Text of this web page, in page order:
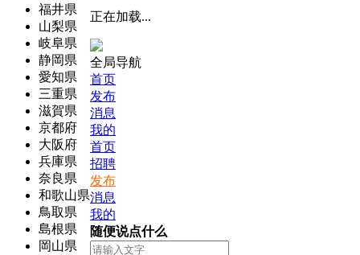
福井県
山梨県
岐阜県
静岡県
愛知県
三重県
滋賀県
京都府
大阪府
兵庫県
奈良県
和歌山県
鳥取県
島根県
岡山県
正在加载...
全局导航
首页
发布
消息
我的
首页
招聘
发布
消息
我的
随便说点什么